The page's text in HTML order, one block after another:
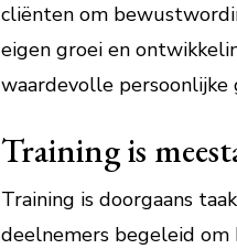
cliënten om
eigen groei en
waardevolle persoonlijke
Training is
Training is doorgaans
deelnemers begeleid